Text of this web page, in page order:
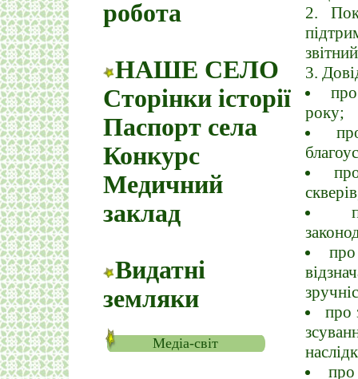
робота
НАШЕ СЕЛО
Сторінки історії
Паспорт села
Конкурс
Медичний
заклад
Видатні
земляки
Медіа-світ
2.
3.
року;
про
про